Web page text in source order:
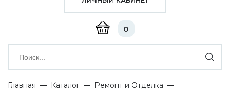
0
Главная Каталог
Ремонт и Отделка